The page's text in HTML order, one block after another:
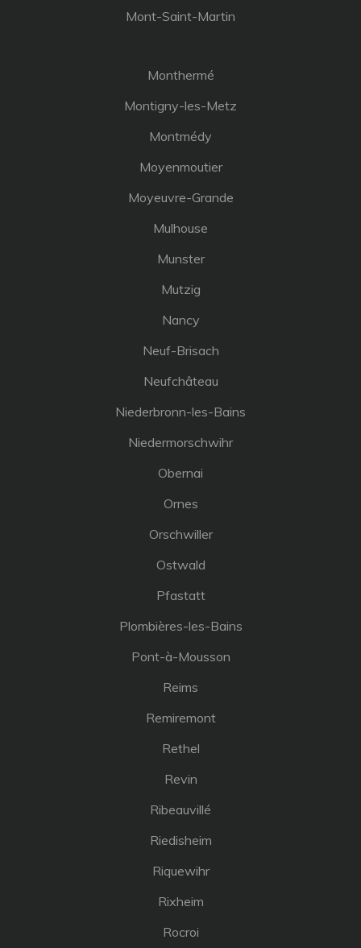
Mont-Saint-Martin
Monthermé
Montigny-les-Metz
Montmédy
Moyenmoutier
Moyeuvre-Grande
Mulhouse
Munster
Mutzig
Nancy
Neuf-Brisach
Neufchâteau
Niederbronn-les-Bains
Niedermorschwihr
Obernai
Ornes
Orschwiller
Ostwald
Pfastatt
Plombières-les-Bains
Pont-à-Mousson
Reims
Remiremont
Rethel
Revin
Ribeauvillé
Riedisheim
Riquewihr
Rixheim
Rocroi